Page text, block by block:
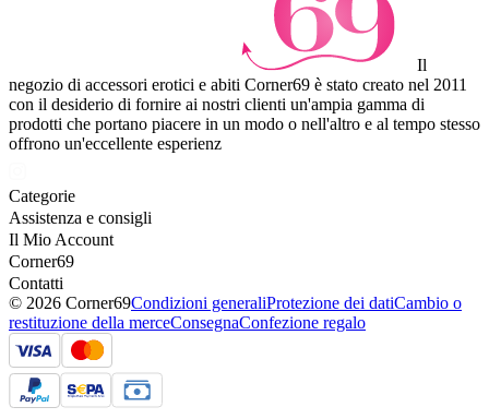
Il
negozio di accessori erotici e abiti Corner69 è stato creato nel 2011
con il desiderio di fornire ai nostri clienti un'ampia gamma di
prodotti che portano piacere in un modo o nell'altro e al tempo stesso
offrono un'eccellente esperienz
Categorie
Assistenza e consigli
Il Mio Account
Corner69
Contatti
© 2026 Corner69Condizioni generaliProtezione dei datiCambio o
restituzione della merceConsegnaConfezione regalo